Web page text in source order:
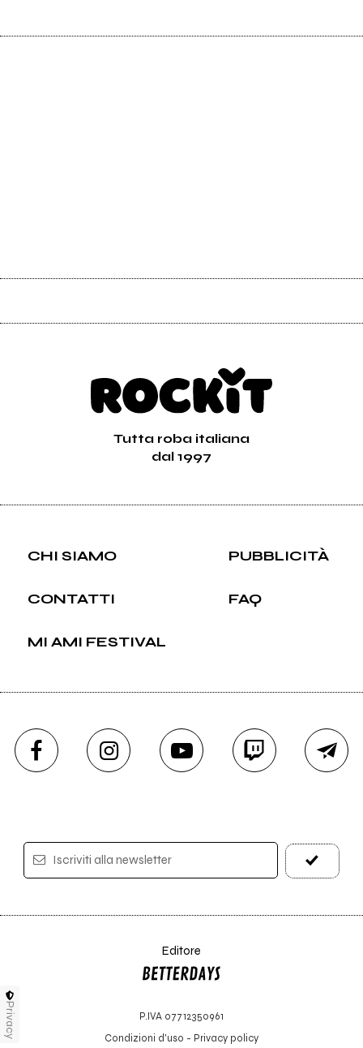
Tutta roba italiana
dal 1997
CHI SIAMO PUBBLICITÀ
CONTATTI FAQ
MI AMI FESTIVAL
Iscriviti alla newsletter
Editore
P.IVA 07712350961
Condizioni d'uso - Privacy policy
Privacy